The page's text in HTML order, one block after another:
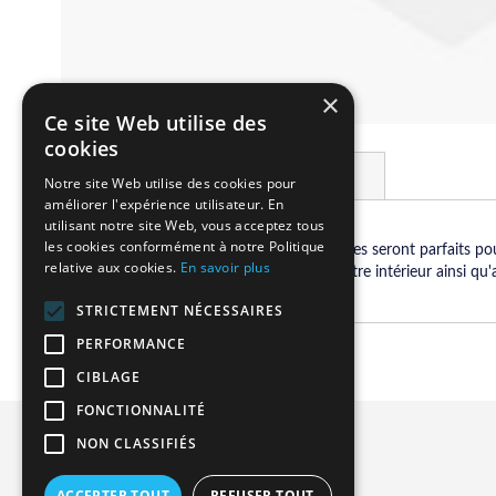
Skip
to
the
beginning
of
the
images
Details
Ces jolis lampions sous forme de boules seront parfaits
décoration pourront aussi décorer votre intérieur ainsi
More Information
Privacy and Cookie Policy
×
Ce site Web utilise des
cookies
Notre site Web utilise des cookies pour
améliorer l'expérience utilisateur. En
utilisant notre site Web, vous acceptez tous
les cookies conformément à notre Politique
relative aux cookies. En savoir plus
STRICTEMENT NÉCESSAIRES
PERFORMANCE
CIBLAGE
FONCTIONNALITÉ
NON CLASSIFIÉS